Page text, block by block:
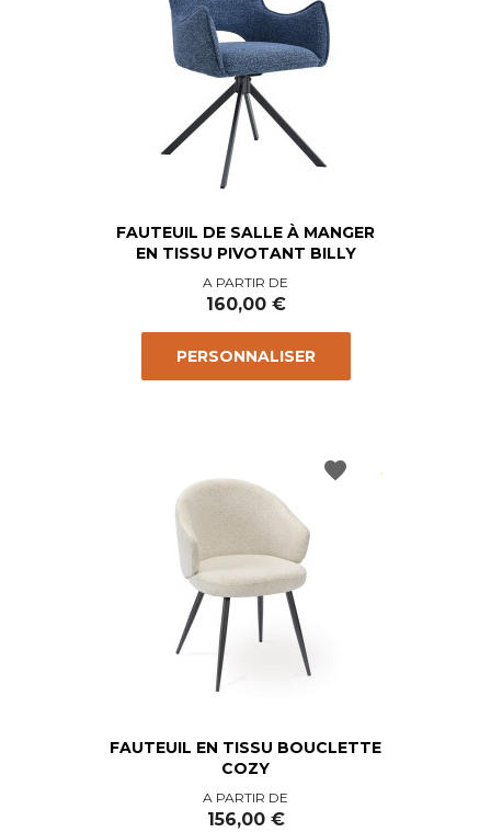
FAUTEUIL DE SALLE À MANGER
EN TISSU PIVOTANT BILLY
Prix
A PARTIR DE
160,00 €
PERSONNALISER
FAUTEUIL EN TISSU BOUCLETTE
COZY
Prix
A PARTIR DE
156,00 €
favorite